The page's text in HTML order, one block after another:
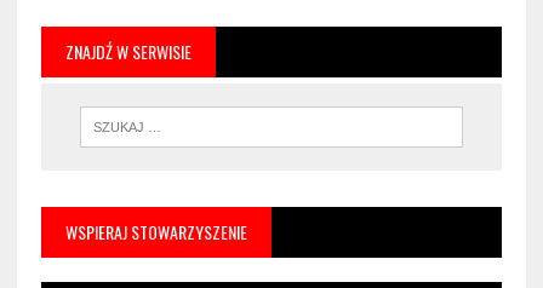
ZNAJDŹ W SERWISIE
WSPIERAJ STOWARZYSZENIE